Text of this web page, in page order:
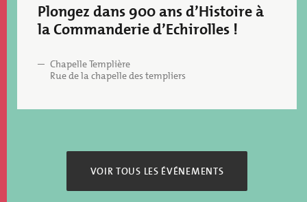
Plongez dans 900 ans d’Histoire à
la Commanderie d’Echirolles !
Chapelle Templière
Rue de la chapelle des templiers
VOIR TOUS LES ÉVÉNEMENTS